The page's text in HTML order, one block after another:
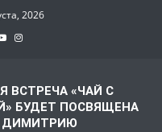
2026
ВСТРЕЧА «ЧАЙ С
БУДЕТ ПОСВЯЩЕНА
ДИМИТРИЮ